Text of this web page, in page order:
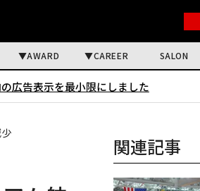
AWARD CAREER SALON
広告表示を最小限にしました
関連記事